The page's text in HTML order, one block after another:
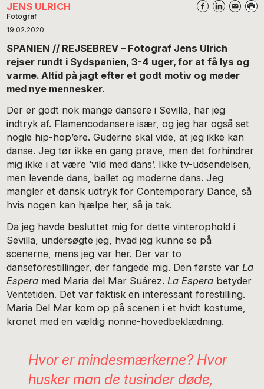
JENS ULRICH
Fotograf
19.02.2020
SPANIEN // REJSEBREV – Fotograf Jens Ulrich
rejser rundt i Sydspanien, 3-4 uger, for at få lys og
varme. Altid på jagt efter et godt motiv og møder
med nye mennesker.
Der er godt nok mange dansere i Sevilla, har jeg
indtryk af. Flamencodansere især, og jeg har også set
nogle hip-hop’ere. Guderne skal vide, at jeg ikke kan
danse. Jeg tør ikke en gang prøve, men det forhindrer
mig ikke i at være ‘vild med dans’. Ikke tv-udsendelsen,
men levende dans, ballet og moderne dans. Jeg
mangler et dansk udtryk for Contemporary Dance, så
hvis nogen kan hjælpe her, så ja tak.
Da jeg havde besluttet mig for dette vinterophold i
Sevilla, undersøgte jeg, hvad jeg kunne se på
scenerne, mens jeg var her. Der var to
danseforestillinger, der fangede mig. Den første var La
Espera med Maria del Mar Suárez. La Espera betyder
Ventetiden. Det var faktisk en interessant forestilling.
Maria Del Mar kom op på scenen i et hvidt kostume,
kronet med en vældig nonne-hovedbeklædning.
Hvor er mindesmærkerne? Hvor
husker man de tusinder døde,